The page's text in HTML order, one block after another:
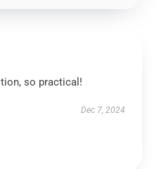
so practical!
Dec 7, 2024